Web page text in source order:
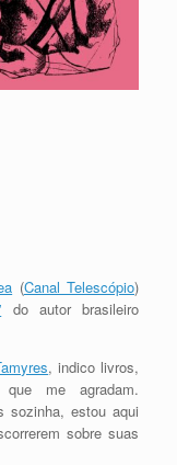
(Canal Telescópio)
do autor brasileiro
, indico livros,
me agradam.
sozinha, estou aqui
sobre suas